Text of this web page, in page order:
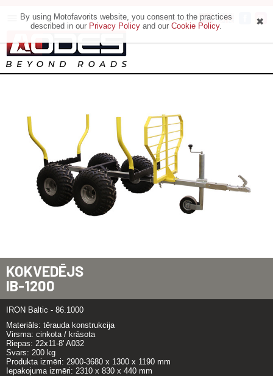
Motoveikals
KOKVEDĒJS
IB-1200
IRON Baltic - 86.1000
Materiāls: tērauda konstrukcija
Virsma: cinkota / krāsota
Riepas: 22x11-8' A032
Svars: 200 kg
Produkta izmēri: 2900-3680 x 1300 x 1190 mm
Iepakojuma izmēri: 2310 x 830 x 440 mm
By using Motofavorits website, you consent to the practices
described in our Privacy Policy and our Cookie Policy.